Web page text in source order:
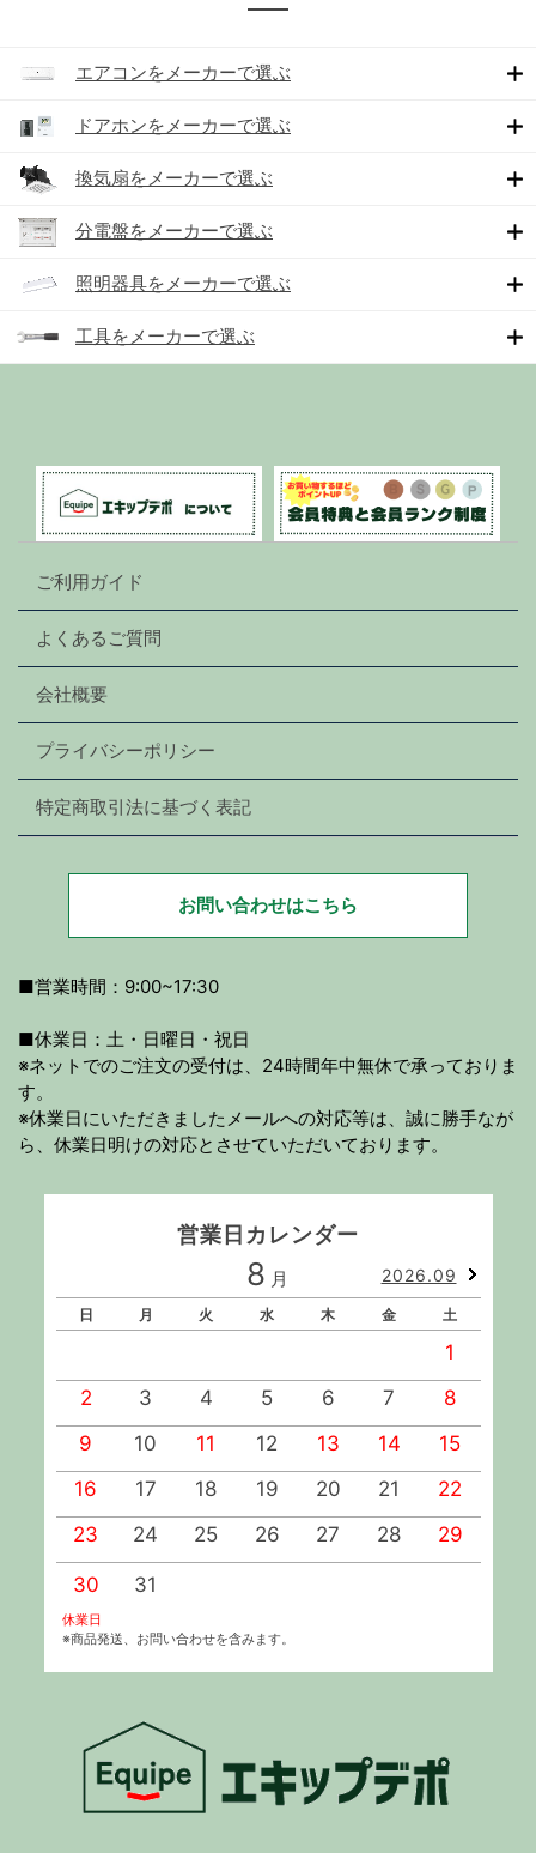
エアコンをメーカーで選ぶ
ドアホンをメーカーで選ぶ
換気扇をメーカーで選ぶ
分電盤をメーカーで選ぶ
照明器具をメーカーで選ぶ
工具をメーカーで選ぶ
ご利用ガイド
よくあるご質問
会社概要
プライバシーポリシー
特定商取引法に基づく表記
お問い合わせはこちら
■営業時間：9:00~17:30
■休業日：土・日曜日・祝日
※ネットでのご注文の受付は、24時間年中無休で承っておりま
す。
※休業日にいただきましたメールへの対応等は、誠に勝手なが
ら、休業日明けの対応とさせていただいております。
営業日カレンダー
8 月 2026.09
日 月 火 水 木 金 土
1
2
3 4 5 6 7
8
9
10 11 12 13 14
15
16
17 18 19 20 21
22
23
24 25 26 27 28 29
30 31
休業日
※商品発送、お問い合わせを含みます。